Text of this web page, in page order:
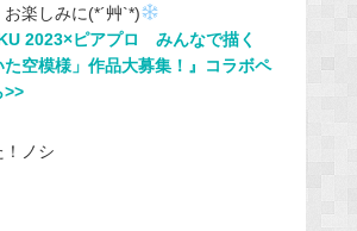
楽しみに(*´艸`*)
2023×ピアプロ みんなで描く
た空模様」作品大募集！』コラボペ
>>
！ノシ